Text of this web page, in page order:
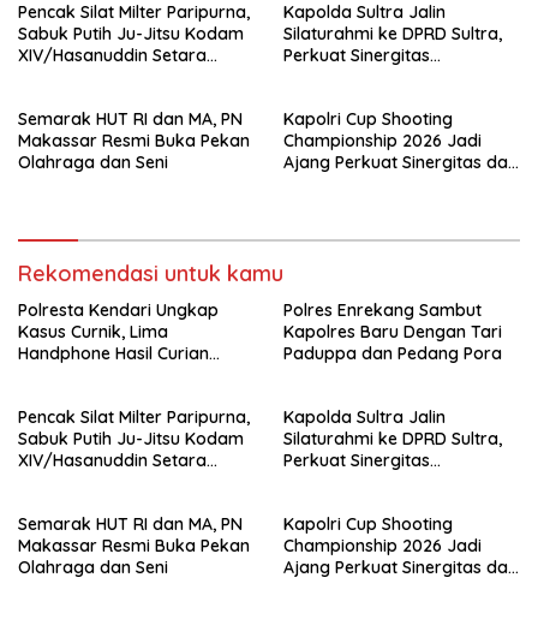
Pencak Silat Milter Paripurna,
Sabuk Putih Ju-Jitsu Kodam
XIV/Hasanuddin Setara
Kapolda Sultra Jalin
Silaturahmi ke DPRD Sultra,
Perkuat Sinergitas
Semarak HUT RI dan MA, PN
Makassar Resmi Buka Pekan
Olahraga dan Seni
Kapolri Cup Shooting
Championship 2026 Jadi
Ajang Perkuat Sinergitas dan
Rekomendasi untuk kamu
Polresta Kendari Ungkap
Kasus Curnik, Lima
Handphone Hasil Curian
Polres Enrekang Sambut
Kapolres Baru Dengan Tari
Paduppa dan Pedang Pora
Pencak Silat Milter Paripurna,
Sabuk Putih Ju-Jitsu Kodam
XIV/Hasanuddin Setara
Kapolda Sultra Jalin
Silaturahmi ke DPRD Sultra,
Perkuat Sinergitas
Semarak HUT RI dan MA, PN
Makassar Resmi Buka Pekan
Olahraga dan Seni
Kapolri Cup Shooting
Championship 2026 Jadi
Ajang Perkuat Sinergitas dan